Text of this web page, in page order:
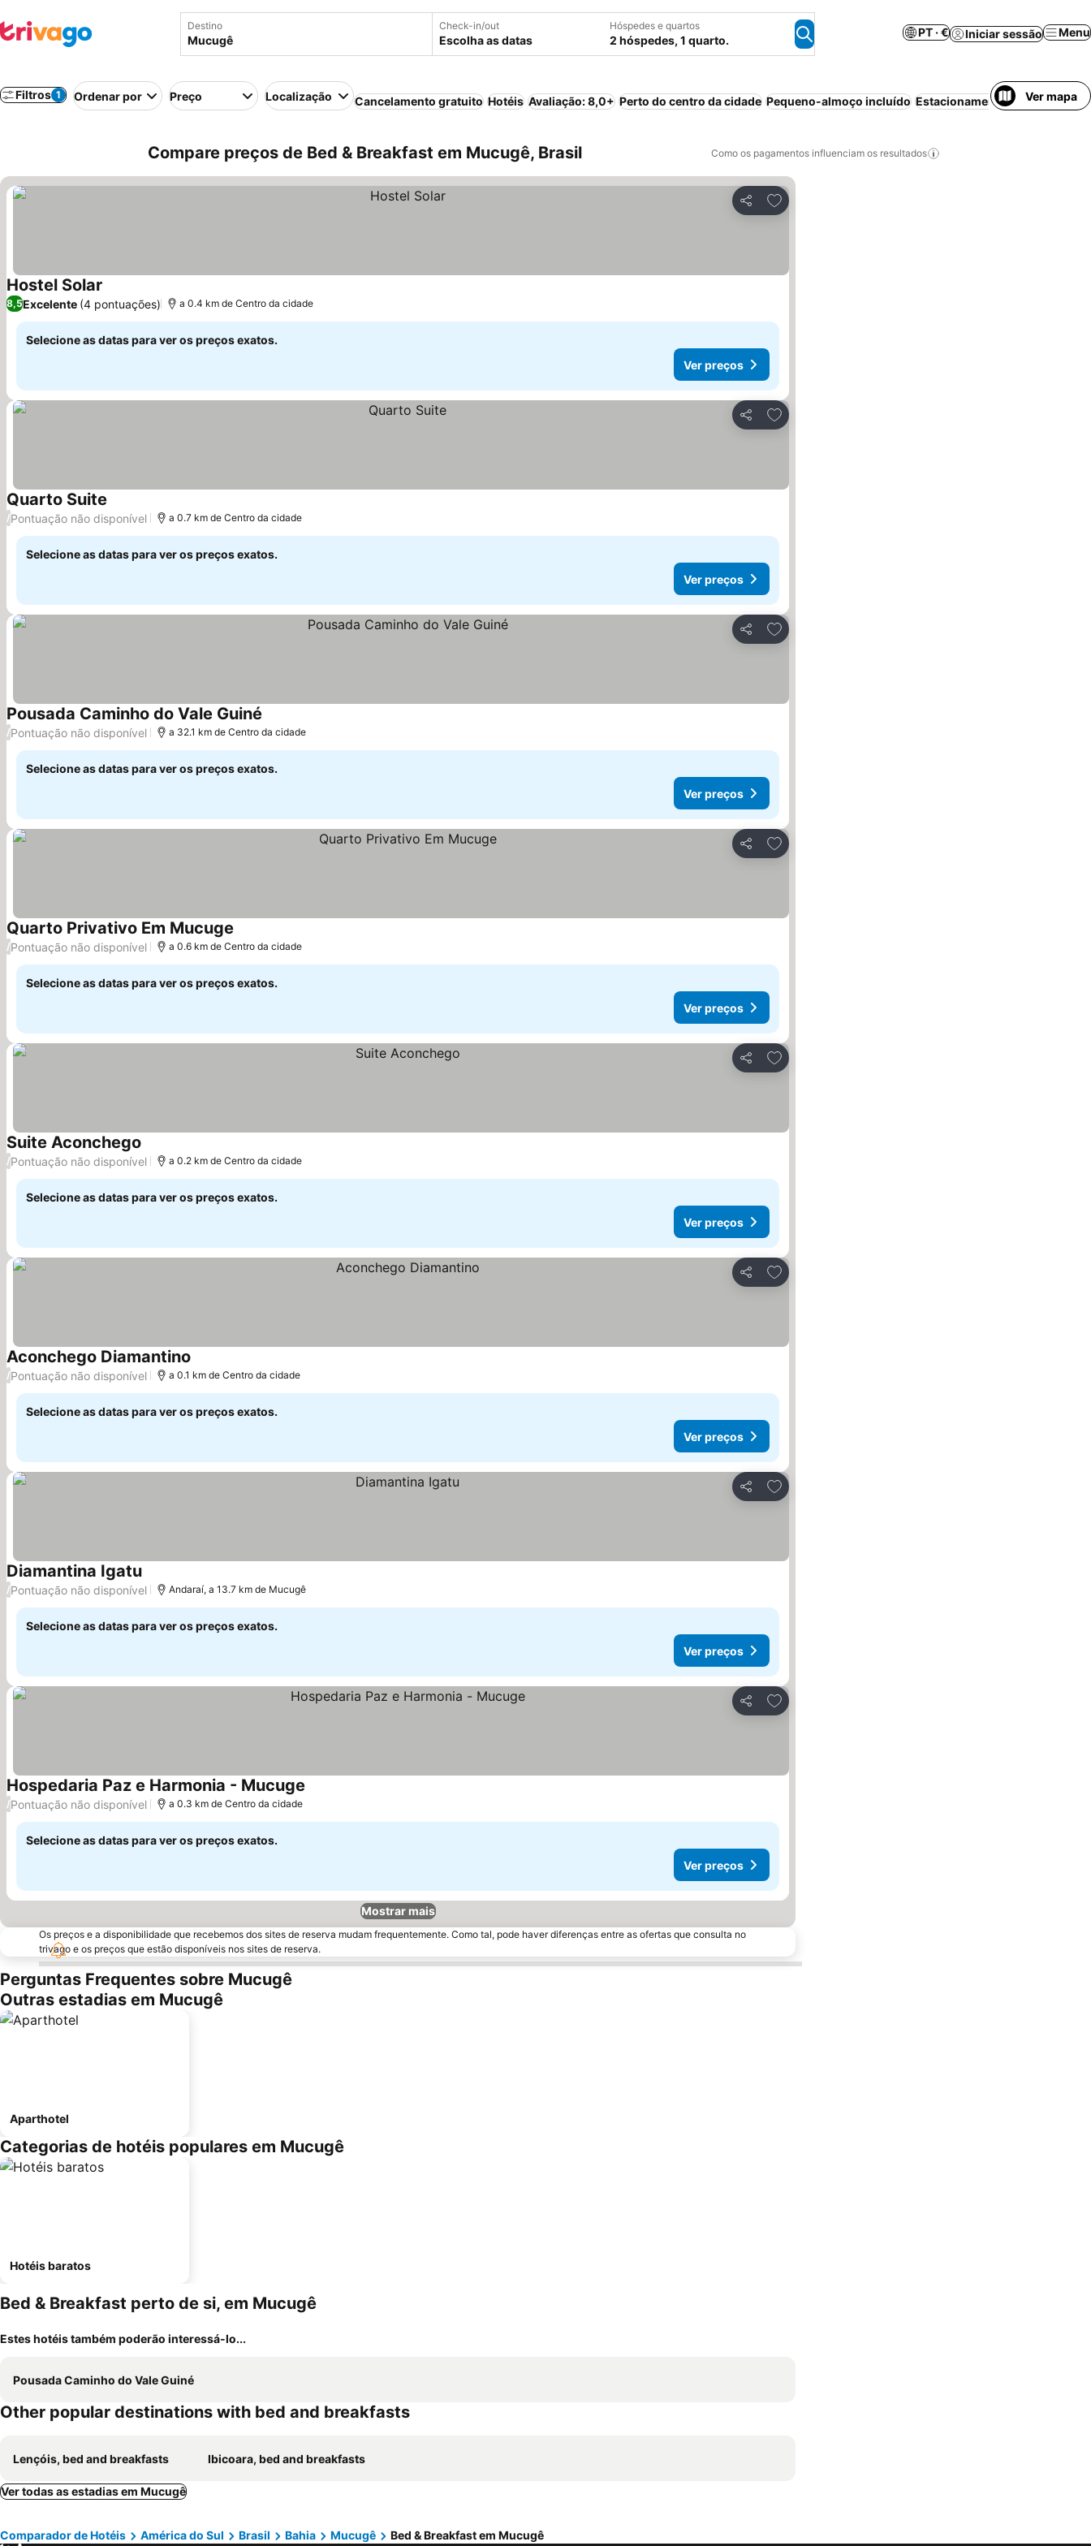
Destino Check-in/out
Escolha as datas
Hóspedes e quartos
2 hóspedes, 1 quarto.
PT · € Iniciar sessão Menu
Filtros 1 Ordenar por Preço Localização Cancelamento gratuito Hotéis Avaliação: 8,0+ Perto do centro da cidade Pequeno-almoço incluído Estacionamento ArVer mapa
Compare preços de Bed & Breakfast em Mucugê, Brasil Como os pagamentos influenciam os resultados
Partilhar
Adicionar aos favoritos
Hostel Solar
8,5Excelente (4 pontuações) a 0.4 km de Centro da cidade
Selecione as datas para ver os preços exatos.
Ver preços
Partilhar
Adicionar aos favoritos
Quarto Suite
/Pontuação não disponível a 0.7 km de Centro da cidade
Selecione as datas para ver os preços exatos.
Ver preços
Partilhar
Adicionar aos favoritos
Pousada Caminho do Vale Guiné
/Pontuação não disponível a 32.1 km de Centro da cidade
Selecione as datas para ver os preços exatos.
Ver preços
Partilhar
Adicionar aos favoritos
Quarto Privativo Em Mucuge
/Pontuação não disponível a 0.6 km de Centro da cidade
Selecione as datas para ver os preços exatos.
Ver preços
Partilhar
Adicionar aos favoritos
Suite Aconchego
/Pontuação não disponível a 0.2 km de Centro da cidade
Selecione as datas para ver os preços exatos.
Ver preços
Partilhar
Adicionar aos favoritos
Aconchego Diamantino
/Pontuação não disponível a 0.1 km de Centro da cidade
Selecione as datas para ver os preços exatos.
Ver preços
Partilhar
Adicionar aos favoritos
Diamantina Igatu
/Pontuação não disponível Andaraí, a 13.7 km de Mucugê
Selecione as datas para ver os preços exatos.
Ver preços
Partilhar
Adicionar aos favoritos
Hospedaria Paz e Harmonia - Mucuge
/Pontuação não disponível a 0.3 km de Centro da cidade
Selecione as datas para ver os preços exatos.
Ver preços
Mostrar mais
Os preços e a disponibilidade que recebemos dos sites de reserva mudam frequentemente. Como tal, pode haver diferenças entre as ofertas que consulta no
trivago e os preços que estão disponíveis nos sites de reserva.
Perguntas Frequentes sobre Mucugê
Outras estadias em Mucugê
Aparthotel
Categorias de hotéis populares em Mucugê
Hotéis baratos
Bed & Breakfast perto de si, em Mucugê
Estes hotéis também poderão interessá-lo...
Pousada Caminho do Vale Guiné
Other popular destinations with bed and breakfasts
Lençóis, bed and breakfasts Ibicoara, bed and breakfasts
Ver todas as estadias em Mucugê
Comparador de Hotéis América do Sul Brasil Bahia Mucugê Bed & Breakfast em Mucugê